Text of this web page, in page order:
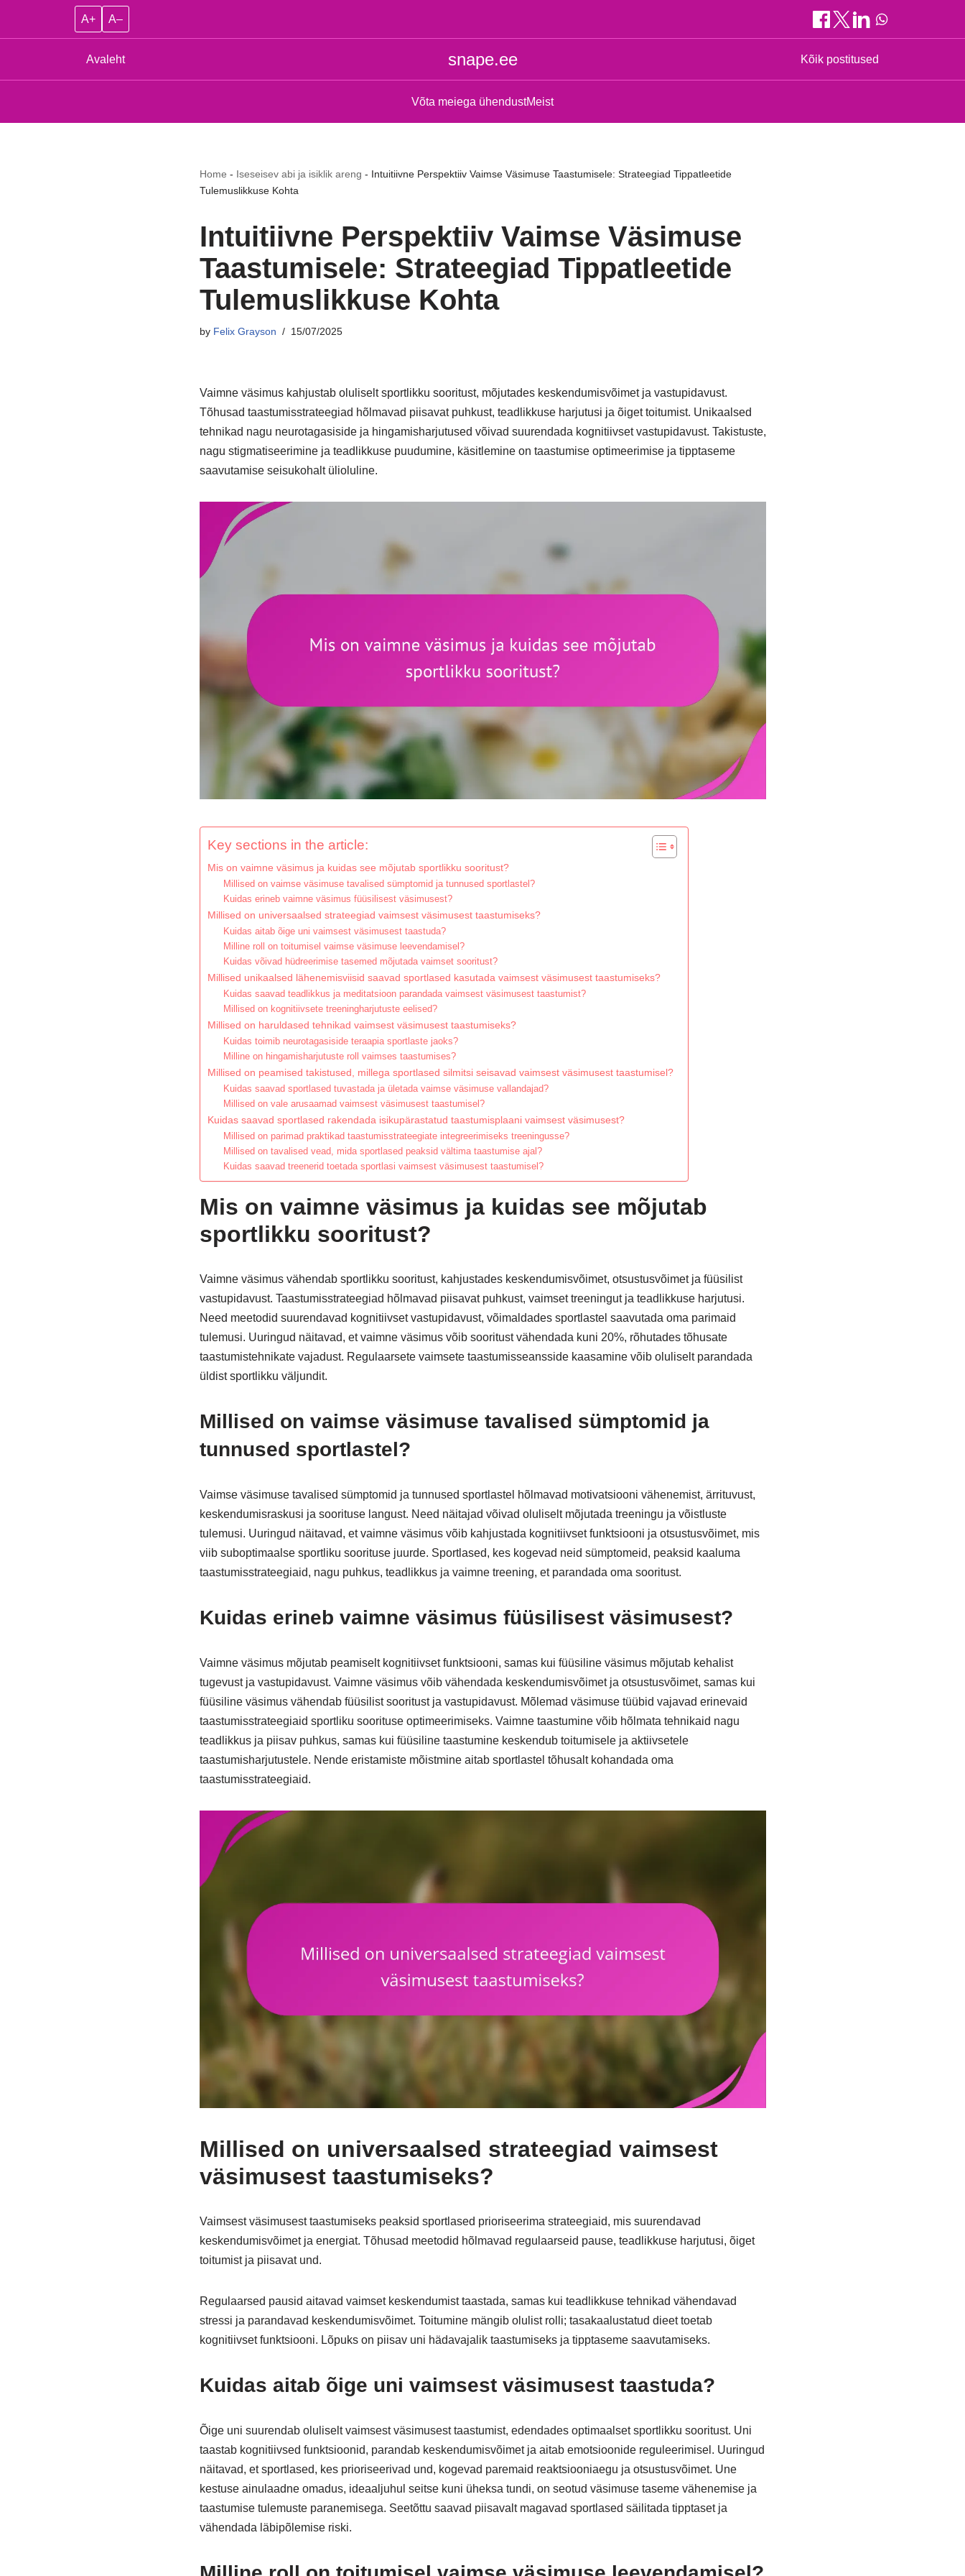
A+ A–
Avaleht snape.ee Kõik postitused
Võta meiega ühendustMeist
Home - Iseseisev abi ja isiklik areng - Intuitiivne Perspektiiv Vaimse Väsimuse Taastumisele: Strateegiad Tippatleetide
Tulemuslikkuse Kohta
Intuitiivne Perspektiiv Vaimse Väsimuse
Taastumisele: Strateegiad Tippatleetide
Tulemuslikkuse Kohta
by Felix Grayson 15/07/2025
Vaimne väsimus kahjustab oluliselt sportlikku sooritust, mõjutades keskendumisvõimet ja vastupidavust.
Tõhusad taastumisstrateegiad hõlmavad piisavat puhkust, teadlikkuse harjutusi ja õiget toitumist. Unikaalsed
tehnikad nagu neurotagasiside ja hingamisharjutused võivad suurendada kognitiivset vastupidavust. Takistuste,
nagu stigmatiseerimine ja teadlikkuse puudumine, käsitlemine on taastumise optimeerimise ja tipptaseme
saavutamise seisukohalt ülioluline.
Key sections in the article:
Mis on vaimne väsimus ja kuidas see mõjutab sportlikku sooritust?
Millised on vaimse väsimuse tavalised sümptomid ja tunnused sportlastel?
Kuidas erineb vaimne väsimus füüsilisest väsimusest?
Millised on universaalsed strateegiad vaimsest väsimusest taastumiseks?
Kuidas aitab õige uni vaimsest väsimusest taastuda?
Milline roll on toitumisel vaimse väsimuse leevendamisel?
Kuidas võivad hüdreerimise tasemed mõjutada vaimset sooritust?
Millised unikaalsed lähenemisviisid saavad sportlased kasutada vaimsest väsimusest taastumiseks?
Kuidas saavad teadlikkus ja meditatsioon parandada vaimsest väsimusest taastumist?
Millised on kognitiivsete treeningharjutuste eelised?
Millised on haruldased tehnikad vaimsest väsimusest taastumiseks?
Kuidas toimib neurotagasiside teraapia sportlaste jaoks?
Milline on hingamisharjutuste roll vaimses taastumises?
Millised on peamised takistused, millega sportlased silmitsi seisavad vaimsest väsimusest taastumisel?
Kuidas saavad sportlased tuvastada ja ületada vaimse väsimuse vallandajad?
Millised on vale arusaamad vaimsest väsimusest taastumisel?
Kuidas saavad sportlased rakendada isikupärastatud taastumisplaani vaimsest väsimusest?
Millised on parimad praktikad taastumisstrateegiate integreerimiseks treeningusse?
Millised on tavalised vead, mida sportlased peaksid vältima taastumise ajal?
Kuidas saavad treenerid toetada sportlasi vaimsest väsimusest taastumisel?
Mis on vaimne väsimus ja kuidas see mõjutab
sportlikku sooritust?
Vaimne väsimus vähendab sportlikku sooritust, kahjustades keskendumisvõimet, otsustusvõimet ja füüsilist
vastupidavust. Taastumisstrateegiad hõlmavad piisavat puhkust, vaimset treeningut ja teadlikkuse harjutusi.
Need meetodid suurendavad kognitiivset vastupidavust, võimaldades sportlastel saavutada oma parimaid
tulemusi. Uuringud näitavad, et vaimne väsimus võib sooritust vähendada kuni 20%, rõhutades tõhusate
taastumistehnikate vajadust. Regulaarsete vaimsete taastumisseansside kaasamine võib oluliselt parandada
üldist sportlikku väljundit.
Millised on vaimse väsimuse tavalised sümptomid ja
tunnused sportlastel?
Vaimse väsimuse tavalised sümptomid ja tunnused sportlastel hõlmavad motivatsiooni vähenemist, ärrituvust,
keskendumisraskusi ja soorituse langust. Need näitajad võivad oluliselt mõjutada treeningu ja võistluste
tulemusi. Uuringud näitavad, et vaimne väsimus võib kahjustada kognitiivset funktsiooni ja otsustusvõimet, mis
viib suboptimaalse sportliku soorituse juurde. Sportlased, kes kogevad neid sümptomeid, peaksid kaaluma
taastumisstrateegiaid, nagu puhkus, teadlikkus ja vaimne treening, et parandada oma sooritust.
Kuidas erineb vaimne väsimus füüsilisest väsimusest?
Vaimne väsimus mõjutab peamiselt kognitiivset funktsiooni, samas kui füüsiline väsimus mõjutab kehalist
tugevust ja vastupidavust. Vaimne väsimus võib vähendada keskendumisvõimet ja otsustusvõimet, samas kui
füüsiline väsimus vähendab füüsilist sooritust ja vastupidavust. Mõlemad väsimuse tüübid vajavad erinevaid
taastumisstrateegiaid sportliku soorituse optimeerimiseks. Vaimne taastumine võib hõlmata tehnikaid nagu
teadlikkus ja piisav puhkus, samas kui füüsiline taastumine keskendub toitumisele ja aktiivsetele
taastumisharjutustele. Nende eristamiste mõistmine aitab sportlastel tõhusalt kohandada oma
taastumisstrateegiaid.
Millised on universaalsed strateegiad vaimsest
väsimusest taastumiseks?
Vaimsest väsimusest taastumiseks peaksid sportlased prioriseerima strateegiaid, mis suurendavad
keskendumisvõimet ja energiat. Tõhusad meetodid hõlmavad regulaarseid pause, teadlikkuse harjutusi, õiget
toitumist ja piisavat und.
Regulaarsed pausid aitavad vaimset keskendumist taastada, samas kui teadlikkuse tehnikad vähendavad
stressi ja parandavad keskendumisvõimet. Toitumine mängib olulist rolli; tasakaalustatud dieet toetab
kognitiivset funktsiooni. Lõpuks on piisav uni hädavajalik taastumiseks ja tipptaseme saavutamiseks.
Kuidas aitab õige uni vaimsest väsimusest taastuda?
Õige uni suurendab oluliselt vaimsest väsimusest taastumist, edendades optimaalset sportlikku sooritust. Uni
taastab kognitiivsed funktsioonid, parandab keskendumisvõimet ja aitab emotsioonide reguleerimisel. Uuringud
näitavad, et sportlased, kes prioriseerivad und, kogevad paremaid reaktsiooniaegu ja otsustusvõimet. Une
kestuse ainulaadne omadus, ideaaljuhul seitse kuni üheksa tundi, on seotud väsimuse taseme vähenemise ja
taastumise tulemuste paranemisega. Seetõttu saavad piisavalt magavad sportlased säilitada tipptaset ja
vähendada läbipõlemise riski.